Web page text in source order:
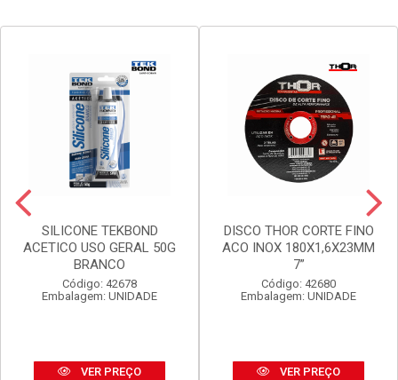
SILICONE TEKBOND
ACETICO USO GERAL 50G
BRANCO
Código: 42678
Embalagem: UNIDADE
VER PREÇO
DISCO THOR CORTE FINO
ACO INOX 180X1,6X23MM
7”
Código: 42680
Embalagem: UNIDADE
VER PREÇO